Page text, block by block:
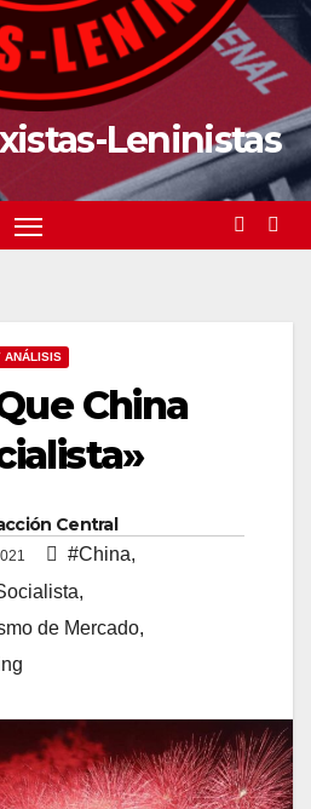
Leninistas
ANÁLISIS
China
Central
#China,
,
de Mercado,